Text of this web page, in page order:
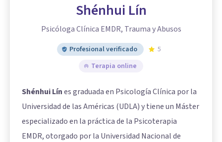
Shénhui Lín
Psicóloga Clínica EMDR, Trauma y Abusos
Profesional verificado
5
Terapia online
Shénhui Línes graduada en Psicología Clínica por la
Universidad de las Américas (UDLA) y tiene un Máster
especializado en la práctica de la Psicoterapia
EMDR, otorgado por la Universidad Nacional de